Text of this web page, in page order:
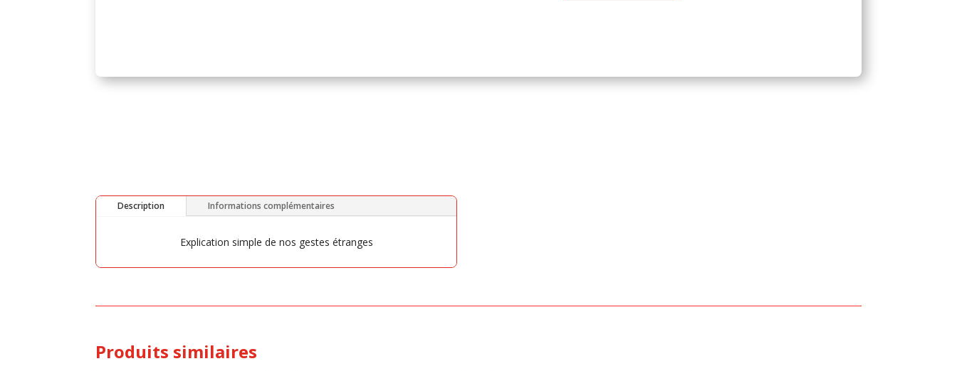
Description Informations complémentaires
Explication simple de nos gestes étranges
Produits similaires